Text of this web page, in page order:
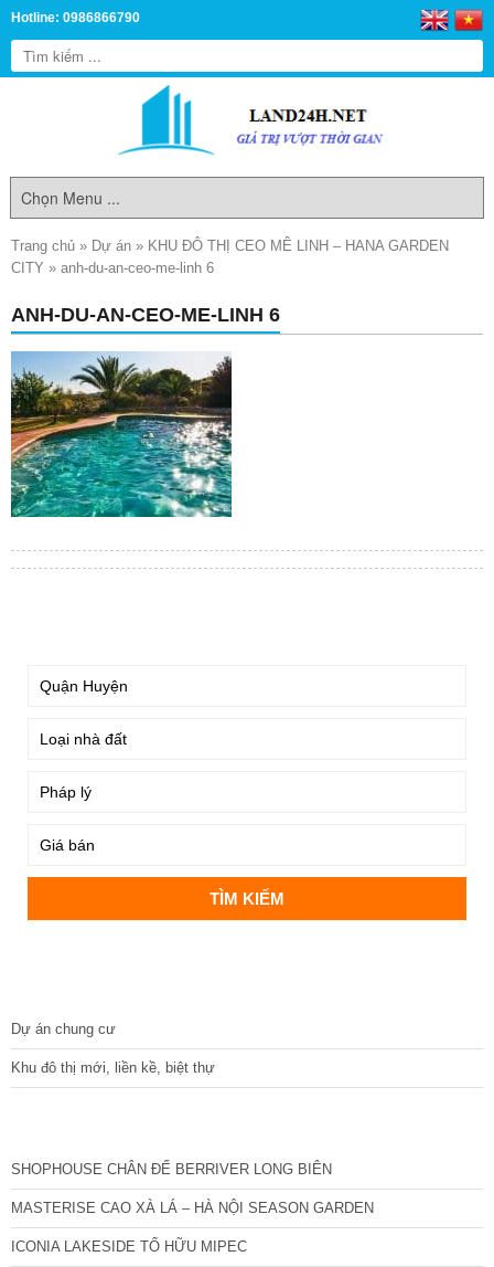
Hotline: 0986866790
Trang chủ » Dự án » KHU ĐÔ THỊ CEO MÊ LINH – HANA GARDEN
CITY » anh-du-an-ceo-me-linh 6
ANH-DU-AN-CEO-ME-LINH 6
Dự án chung cư
Khu đô thị mới, liền kề, biệt thự
SHOPHOUSE CHÂN ĐẾ BERRIVER LONG BIÊN
MASTERISE CAO XÀ LÁ – HÀ NỘI SEASON GARDEN
ICONIA LAKESIDE TỐ HỮU MIPEC